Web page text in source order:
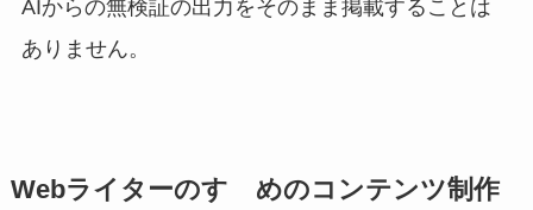
AIからの無検証の出力をそのまま掲載することは
ありません。
Webライターのすゝめのコンテンツ制作